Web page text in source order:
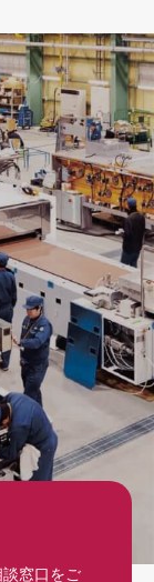
窓口をご